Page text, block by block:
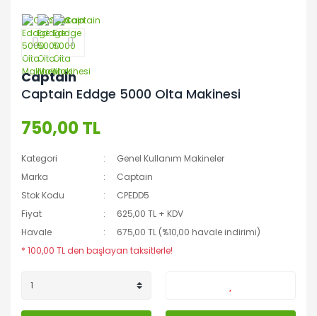
Captain
Captain Eddge 5000 Olta Makinesi
750,00 TL
Kategori
Genel Kullanım Makineler
Marka
Captain
Stok Kodu
CPEDD5
Fiyat
625,00 TL + KDV
Havale
675,00 TL (%10,00 havale indirimi)
* 100,00 TL den başlayan taksitlerle!